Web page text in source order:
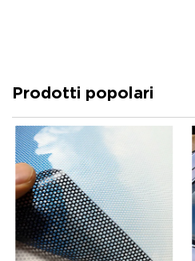
Prodotti popolari